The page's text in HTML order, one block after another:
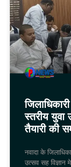
स्तरीय युवा
तैयारी की
नवादा के
उत्सव सह विज्ञान